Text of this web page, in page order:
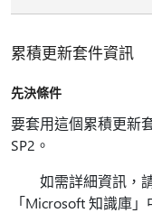
累積更新套件資訊
先決條件
要套用這個累積更新
SP2。
如需詳細資訊，請
「Microsoft 知識庫」